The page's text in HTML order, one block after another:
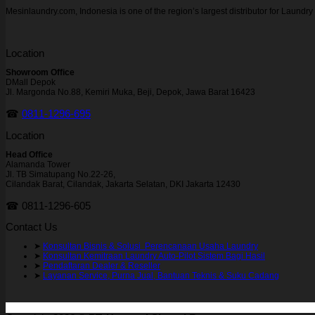
Mesinlaundry.com, Indonesia is one of the region’s largest distributor for
Location
Showroom Office
DMall Depok
Jl. Margonda No.88, Kemiri Muka, Beji, Depok, Jawa Barat 16423
☎ 0811-1296-695
Location
Head Office
Alamanda Tower
Jl. TB Simatupang No.22-26,
Cilandak Barat, Cilandak, Jakarta Selatan, DKI Jakarta 12430
☎ 0811-1296-605
Contact Us
➤ Konsultan Bisnis & Solusi Perencanaan Usaha Laundry
➤ Konsultan Kemitraan Laundry Auto-Pilot Sistem Bagi Hasil
➤ Pendaftaran Dealer & Reseller
➤ Layanan Service, Purna Jual, Bantuan Teknis & Suku Cadang